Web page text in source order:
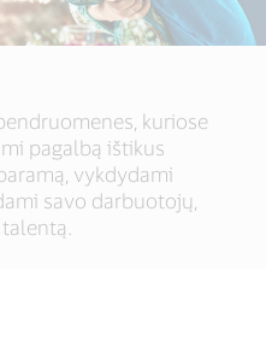
kuriose
pagalbą ištikus
vykdydami
savo darbuotojų,